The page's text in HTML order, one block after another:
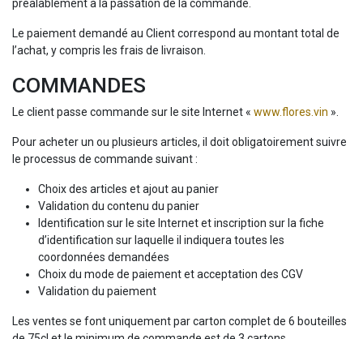
préalablement à la passation de la commande.
Le paiement demandé au Client correspond au montant total de
l’achat, y compris les frais de livraison.
COMMANDES
Le client passe commande sur le site Internet « www.flores.vin ».
Pour acheter un ou plusieurs articles, il doit obligatoirement suivre
le processus de commande suivant :
Choix des articles et ajout au panier
Validation du contenu du panier
Identification sur le site Internet et inscription sur la fiche
d’identification sur laquelle il indiquera toutes les
coordonnées demandées
Choix du mode de paiement et acceptation des CGV
Validation du paiement
Les ventes se font uniquement par carton complet de 6 bouteilles